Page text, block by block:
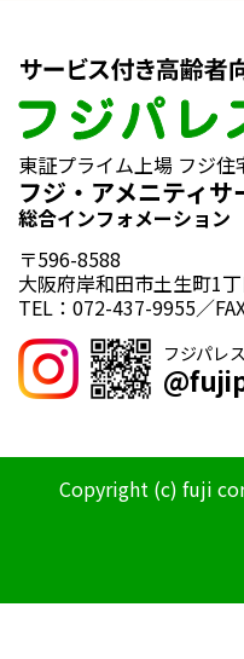
東証プライム上場 フジ
フジ・アメニティ
総合インフォメーション
〒596-8588
大阪府岸和田市土生町1
TEL：072-437-9955／
フジパレ
Copyright (c) fuji